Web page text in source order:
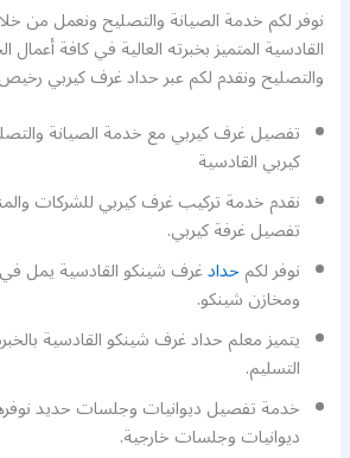
نوفر لكم خدمة الصيانة والتصليح ونعمل من
القادسية المتميز بخبرته العالية في كافة أعمال
والتصليح ونقدم لكم عبر حداد غرف كيربي رخيص
تفصيل غرف كيربي مع خدمة الصيانة
كيربي القادسية
نقدم خدمة تركيب غرف كيربي للشركات
تفصيل غرفة كيربي.
نوفر لكمحدادغرف شينكو القادسية يمل
ومخازن شينكو.
يتميز معلم حداد غرف شينكو القادسية
التسليم.
خدمة تفصيل ديوانيات وجلسات حديد
ديوانيات وجلسات خارجية.